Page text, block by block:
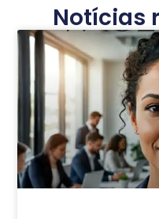
Notícias